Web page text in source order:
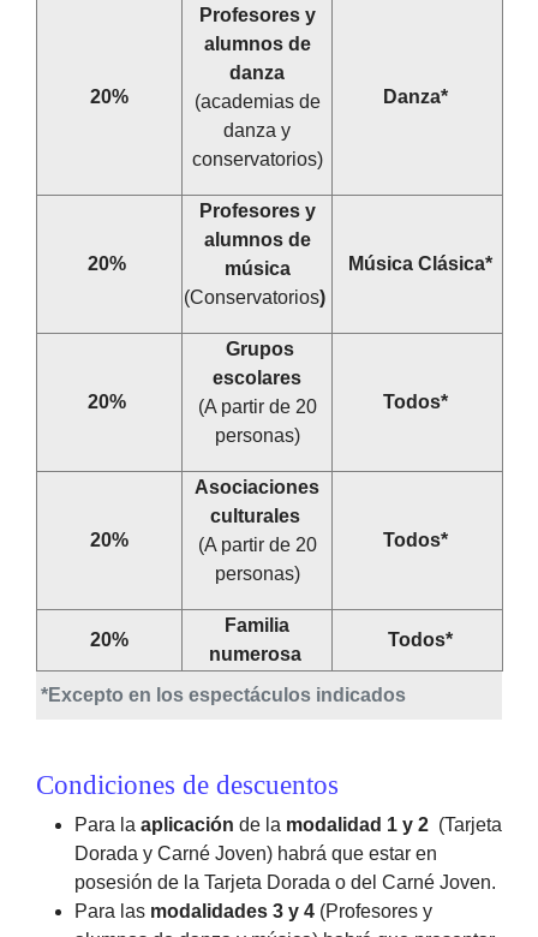
*Excepto en los espectáculos indicados
20%
Profesores y
alumnos de
danza
(academias de
danza y
conservatorios)
Danza*
20%
Profesores y
alumnos de
música
(Conservatorios)
Música Clásica*
20%
Grupos
escolares
(A partir de 20
personas)
Todos*
20%
Asociaciones
culturales
(A partir de 20
personas)
Todos*
20%
Familia
numerosa
Todos*
Condiciones de descuentos
Para la aplicación de la modalidad 1 y 2 (Tarjeta
Dorada y Carné Joven) habrá que estar en
posesión de la Tarjeta Dorada o del Carné Joven.
Para las modalidades 3 y 4 (Profesores y